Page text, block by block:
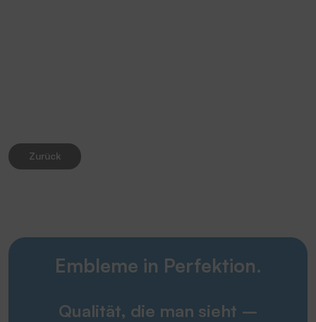
Zurück
Embleme in Perfektion.
Qualität, die man sieht –